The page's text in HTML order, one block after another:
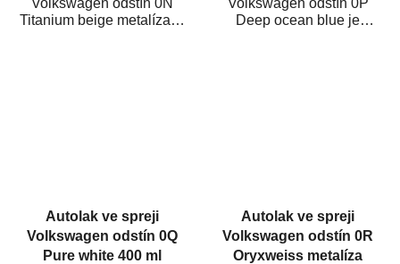
Volkswagen odstín 0N
Titanium beige metalíza je
Volkswagen odstín 0P
Deep ocean blue je
Autolak ve spreji
Volkswagen odstín 0Q
Pure white 400 ml
Autolak ve spreji
Volkswagen odstín 0R
Oryxweiss metalíza